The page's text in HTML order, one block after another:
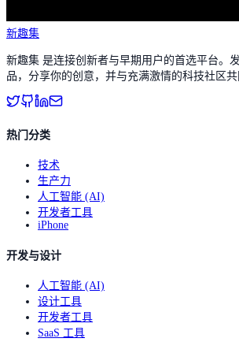
新趣集
新趣集 是连接创新者与早期用户的首选平台。
品，分享你的创意，并与充满激情的科技社区共
热门分类
技术
生产力
人工智能 (AI)
开发者工具
iPhone
开发与设计
人工智能 (AI)
设计工具
开发者工具
SaaS 工具